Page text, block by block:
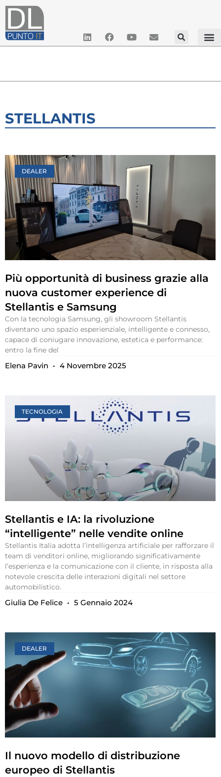
STELLANTIS
DEALER
Più opportunità di business grazie alla
nuova customer experience di
Stellantis e Samsung
Con la tecnologia Samsung, gli showroom Stellantis
diventano uno spazio esperienziale, intelligente e connesso,
capace di coniugare innovazione, estetica e performance:
entro la fine del
Elena Pavin 4 Novembre 2025
TECNOLOGIA
Stellantis e IA: la rivoluzione
“intelligente” nelle vendite online
Stellantis Italia adotta l’intelligenza artificiale per rafforzare il
team di venditori online, migliorando significativamente
l’esperienza e la comunicazione con il cliente, in risposta alla
notevole crescita delle interazioni digitali nel settore
automobilistico.
Giulia De Felice 5 Gennaio 2024
DEALER
Il nuovo modello di distribuzione
europeo di Stellantis